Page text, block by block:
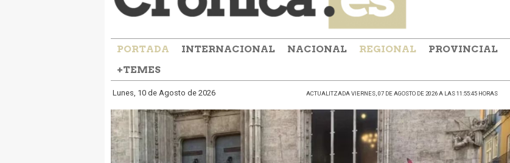
PORTADA INTERNACIONAL NACIONAL REGIONAL PROVINCIAL
+TEMES
Lunes, 10 de Agosto de 2026 ACTUALITZADA VIERNES, 07 DE AGOSTO DE 2026 A LAS 11:55:45 HORAS